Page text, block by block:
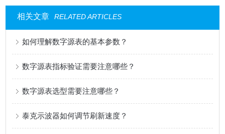
相关文章 RELATED ARTICLES
如何理解数字源表的基本参数？
数字源表指标验证需要注意哪些？
数字源表选型需要注意哪些？
泰克示波器如何调节刷新速度？